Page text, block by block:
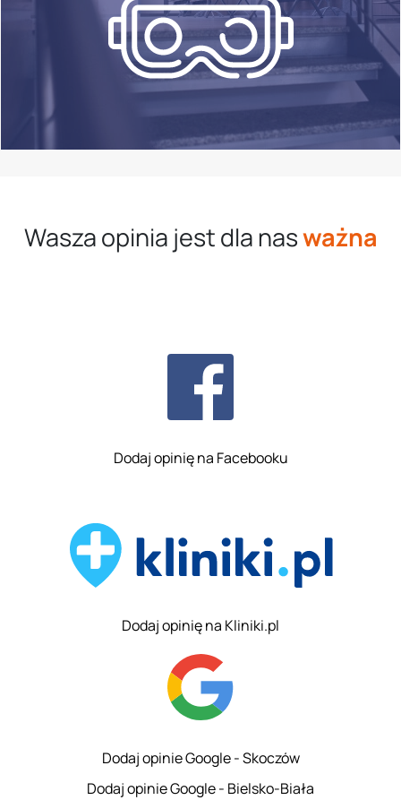
Wasza opinia jest dla nasważna
Dodaj opinię na Facebooku
Dodaj opinię na Kliniki.pl
Dodaj opinie Google - Skoczów
Dodaj opinie Google - Bielsko-Biała